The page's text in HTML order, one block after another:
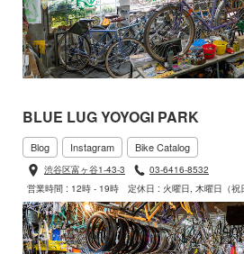
BLUE LUG YOYOGI PARK
Blog Instagram Bike Catalog
渋谷区富ヶ谷1-43-3
03-6416-8532
営業時間 : 12時 - 19時
定休日 : 火曜日, 木曜日（祝